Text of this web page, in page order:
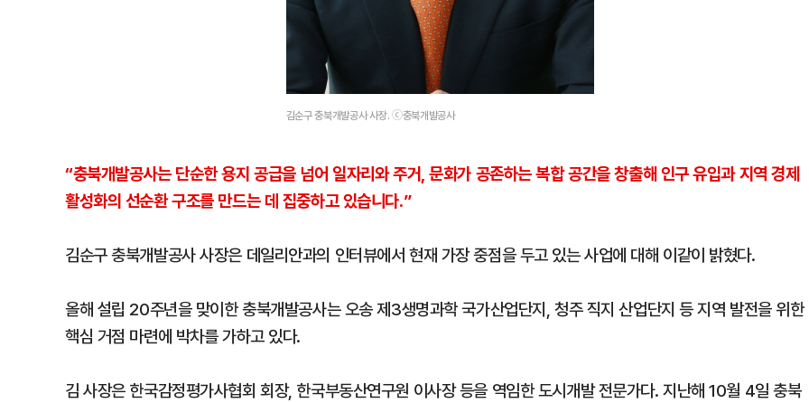
김순구 충북개발공사 사장. ⓒ충북개발공사
“충북개발공사는 단순한 용지 공급을 넘어 일자리와 주거, 문화가 공존하는 복합 공간을 창출해 인구 유입과 지역 경제
활성화의 선순환 구조를 만드는 데 집중하고 있습니다.”
김순구 충북개발공사 사장은 데일리안과의 인터뷰에서 현재 가장 중점을 두고 있는 사업에 대해 이같이 밝혔다.
올해 설립 20주년을 맞이한 충북개발공사는 오송 제3생명과학 국가산업단지, 청주 직지 산업단지 등 지역 발전을 위한
핵심 거점 마련에 박차를 가하고 있다.
김 사장은 한국감정평가사협회 회장, 한국부동산연구원 이사장 등을 역임한 도시개발 전문가다. 지난해 10월 4일 충북